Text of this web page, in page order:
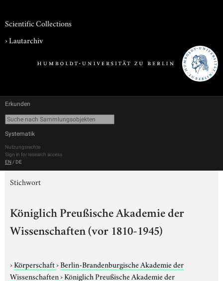
Scientific Collections
›Lautarchiv
Erkunden
Systematik
Nutzungsrechte
Sign in for research access
EN / DE
Stichwort
Königlich Preußische Akademie der
Wissenschaften (vor 1810-1945)
›Körperschaft›Berlin-Brandenburgische Akademie der
Wissenschaften›Königlich Preußische Akademie der